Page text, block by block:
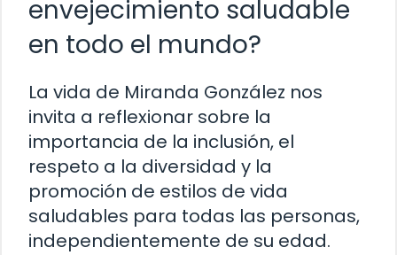
envejecimiento saludable
en todo el mundo?
La vida de Miranda González nos
invita a reflexionar sobre la
importancia de la inclusión, el
respeto a la diversidad y la
promoción de estilos de vida
saludables para todas las personas,
independientemente de su edad.